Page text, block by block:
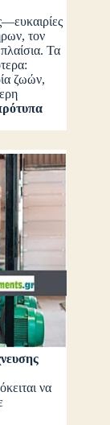
τον
Τα
ζωών,
να